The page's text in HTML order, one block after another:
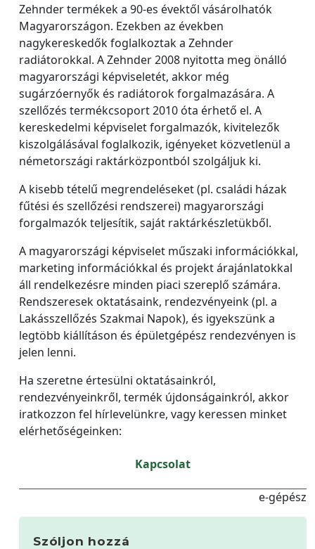
Zehnder termékek a 90-es évektől vásárolhatók
Magyarországon. Ezekben az években
nagykereskedők foglalkoztak a Zehnder
radiátorokkal. A Zehnder 2008 nyitotta meg önálló
magyarországi képviseletét, akkor még
sugárzóernyők és radiátorok forgalmazására. A
szellőzés termékcsoport 2010 óta érhető el. A
kereskedelmi képviselet forgalmazók, kivitelezők
kiszolgálásával foglalkozik, igényeket közvetlenül a
németországi raktárközpontból szolgáljuk ki.
A kisebb tételű megrendeléseket (pl. családi házak
fűtési és szellőzési rendszerei) magyarországi
forgalmazók teljesítik, saját raktárkészletükből.
A magyarországi képviselet műszaki információkkal,
marketing információkkal és projekt árajánlatokkal
áll rendelkezésre minden piaci szereplő számára.
Rendszeresek oktatásaink, rendezvényeink (pl. a
Lakásszellőzés Szakmai Napok), és igyekszünk a
legtöbb kiállításon és épületgépész rendezvényen is
jelen lenni.
Ha szeretne értesülni oktatásainkról,
rendezvényeinkről, termék újdonságainkról, akkor
iratkozzon fel hírlevelünkre, vagy keressen minket
elérhetőségeinken:
Kapcsolat
e-gépész
Szóljon hozzá